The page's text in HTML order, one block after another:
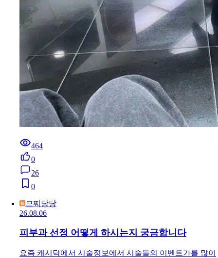
464
0
26
0
므찌당당
26.08.06
피부과 선정 어떻게 하시는지 궁금합니다
요즘 캐시닥에서 시술정보에서 시술들의 이벤트가를 많이